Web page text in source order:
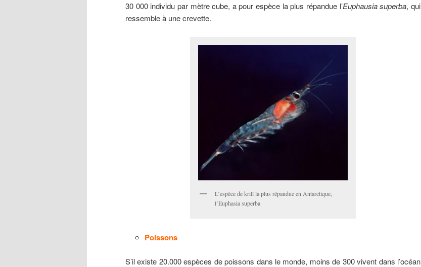
30 000 individu par mètre cube, a pour espèce la plus répandue l’Euphausia superba, qui
ressemble à une crevette.
L’espèce de krill la plus répandue en Antarctique,
l’Euphasia superba
Poissons
S’il existe 20.000 espèces de poissons dans le monde, moins de 300 vivent dans l’océan